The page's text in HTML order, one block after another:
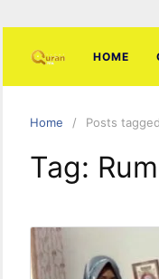
HOME
Home Posts
Tag: